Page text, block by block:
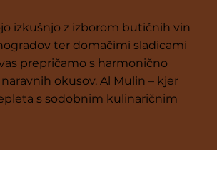
izkušnjo z izborom butičnih vin
ter domačimi sladicami
prepričamo s harmonično
okusov. Al Mulin – kjer
s sodobnim kulinaričnim